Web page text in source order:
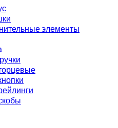
элементы